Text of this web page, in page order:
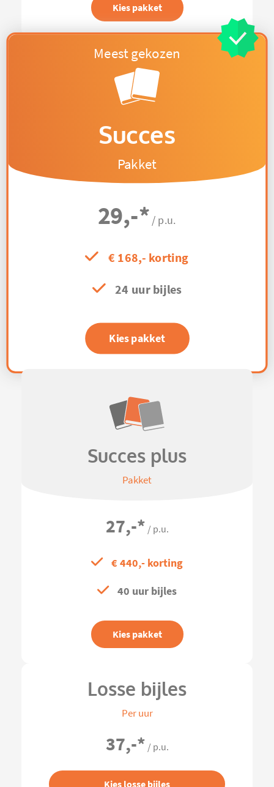
Kies pakket
Succes
Pakket
29,-* / p.u.
€ 168,- korting
24 uur bijles
Kies pakket
Succes plus
Pakket
27,-* / p.u.
€ 440,- korting
40 uur bijles
Kies pakket
Losse bijles
Per uur
37,-* / p.u.
Kies losse bijles